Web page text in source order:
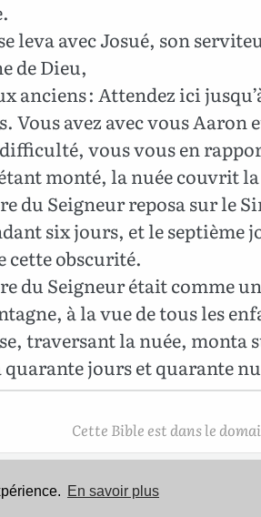
En savoir plus
leva avec Josué, son
de Dieu,
anciens : Attendez ici
Vous avez avec vous Aaron
vous vous en
monté, la nuée couvrit
du Seigneur reposa sur le
six jours, et le septième
cette obscurité.
du Seigneur était comme
à la vue de tous les
traversant la nuée, monta
quarante jours et quarante
Cette Bible est dans le
Mentions légales-